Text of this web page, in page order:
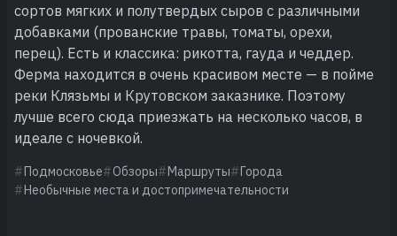
сортов мягких и полутвердых сыров с различными
добавками (прованские травы, томаты, орехи,
перец). Есть и классика: рикотта, гауда и чеддер.
Ферма находится в очень красивом месте — в пойме
реки Клязьмы и Крутовском заказнике. Поэтому
лучше всего сюда приезжать на несколько часов, в
идеале с ночевкой.
Подмосковье Обзоры Маршруты
Города
Необычные места и достопримечательности